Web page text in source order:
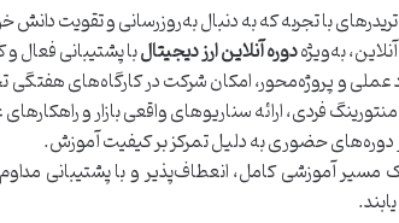
با تجربه که به دنبال به‌روزرسانی و تقویت
به‌ویژهدوره آنلاین ارز دیجیتالبا پشتیبانی فعال
عملی و پروژه‌محور، امکان شرکت در کارگاه‌های
فردی، ارائه سناریوهای واقعی بازار و
حضوری به دلیل تمرکز بر کیفیت آموزش.
مسیر آموزشی کامل، انعطاف‌پذیر و با پشتیبانی